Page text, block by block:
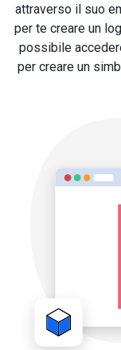
attraverso il suo
per te creare un
possibile
per creare un